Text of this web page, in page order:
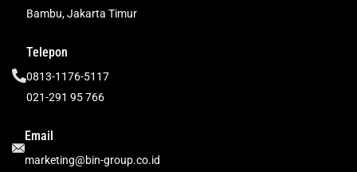
Bambu, Jakarta Timur
Telepon
0813-1176-5117
021-291 95 766
Email
marketing@bin-group.co.id